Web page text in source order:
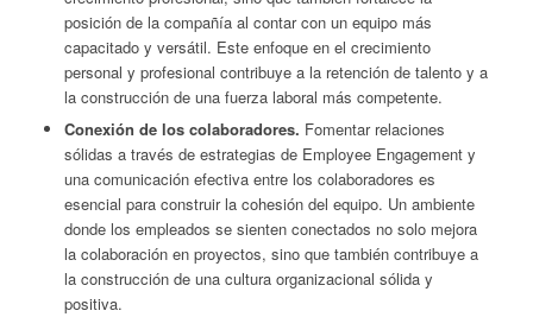
posición de la compañía al contar con un equipo más
capacitado y versátil. Este enfoque en el crecimiento
personal y profesional contribuye a la retención de talento y a
la construcción de una fuerza laboral más competente.
Conexión de los colaboradores. Fomentar relaciones
sólidas a través de estrategias de Employee Engagement y
una comunicación efectiva entre los colaboradores es
esencial para construir la cohesión del equipo. Un ambiente
donde los empleados se sienten conectados no solo mejora
la colaboración en proyectos, sino que también contribuye a
la construcción de una cultura organizacional sólida y
positiva.